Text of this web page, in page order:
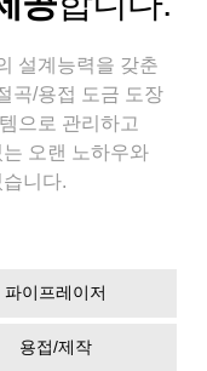
설계능력을 갖춘
곡/용접 도금 도장
으로 관리하고
오랜 노하우와
니다.
파이프레이저
용접/제작